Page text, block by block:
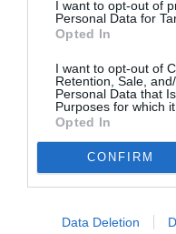
I want to opt-out of
Personal Data for
Opted In
I want to opt-out of
Retention, Sale,
Personal Data that
Purposes for which
Opted In
CONFIRM
Data Deletion
Mathématiques
19 h 23 sans escale :
Airlines relie l’Écosse à
Badissi novembri
a